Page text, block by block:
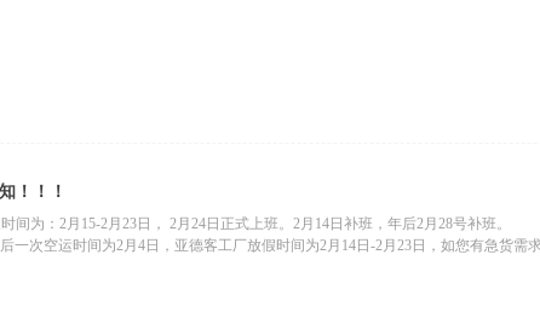
！！！
间为：2月15-2月23日， 2月24日正式上班。2月14日补班，年后2月28号补班。
一次空运时间为2月4日，亚德客工厂放假时间为2月14日-2月23日，如您有急货需